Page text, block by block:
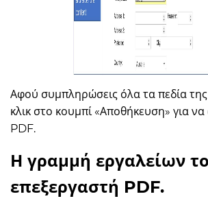
Αφού συμπληρώσεις όλα τα πεδία
κλικ στο κουμπί «Αποθήκευση» για
PDF.
Η γραμμή εργαλείων
επεξεργαστή PDF.